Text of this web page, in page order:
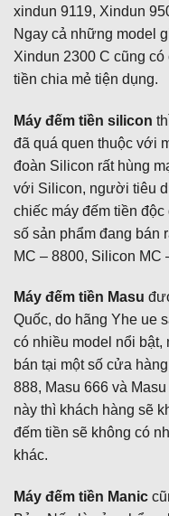
xindun 9119, Xindun
Ngay cả những model
Xindun 2300 C cũng
tiền chia mẻ tiện dụng.
Máy đếm tiền silicon
đã quá quen thuộc với
đoàn Silicon rất hùng
với Silicon, người tiêu
chiếc máy đếm tiền
số sản phẩm đang bán
MC – 8800, Silicon MC
Máy đếm tiền Masu
Quốc, do hãng Yhe ue
có nhiều model nổi
bán tại một số cửa
888, Masu 666 và
này thì khách hàng sẽ
đếm tiền sẽ không có
khác.
Máy đếm tiền Manic